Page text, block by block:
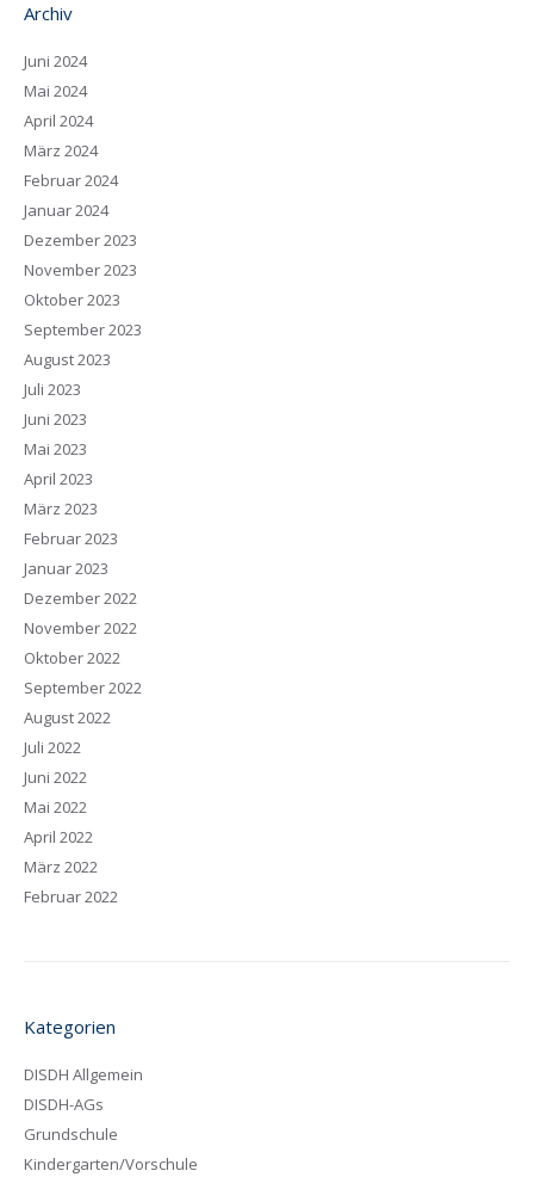
Archiv
Juni 2024
Mai 2024
April 2024
März 2024
Februar 2024
Januar 2024
Dezember 2023
November 2023
Oktober 2023
September 2023
August 2023
Juli 2023
Juni 2023
Mai 2023
April 2023
März 2023
Februar 2023
Januar 2023
Dezember 2022
November 2022
Oktober 2022
September 2022
August 2022
Juli 2022
Juni 2022
Mai 2022
April 2022
März 2022
Februar 2022
Kategorien
DISDH Allgemein
DISDH-AGs
Grundschule
Kindergarten/Vorschule